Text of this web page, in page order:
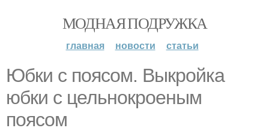
МОДНАЯ ПОДРУЖКА
главная новости статьи
Юбки с поясом. Выкройка
юбки с цельнокроеным
поясом